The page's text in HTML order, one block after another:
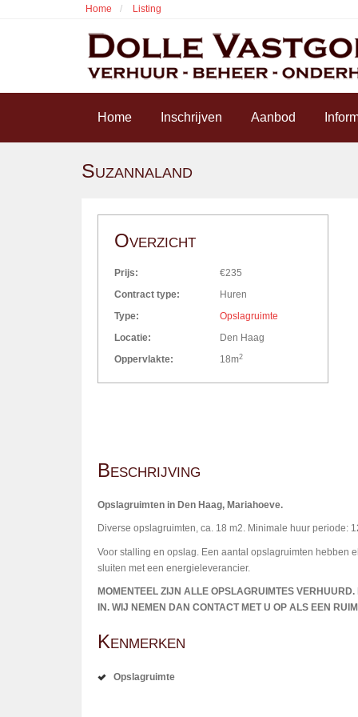
Home Listing
Home Inschrijven Aanbod
Suzannaland
Overzicht
Prijs:
€235
Contract type:
Huren
Type:
Opslagruimte
Locatie:
Den Haag
Oppervlakte:
18m2
Beschrijving
Opslagruimten in Den Haag, Mariahoeve.
Diverse opslagruimten, ca. 18 m2. Minimale huur periode:
Voor stalling en opslag. Een aantal opslagruimten hebben
sluiten met een energieleverancier.
MOMENTEEL ZIJN ALLE OPSLAGRUIMTES
IN. WIJ NEMEN DAN CONTACT MET U OP ALS EEN
Kenmerken
Opslagruimte